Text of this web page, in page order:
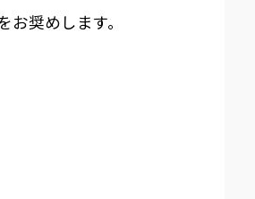
奨めします。